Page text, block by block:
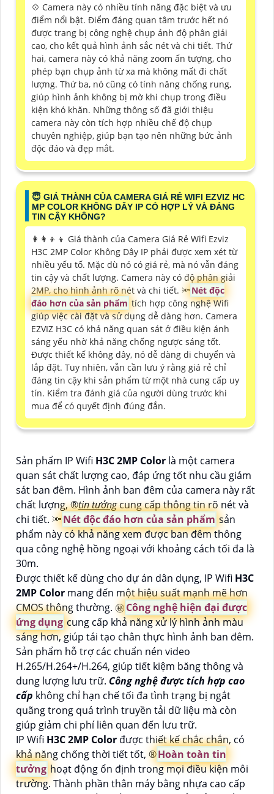
💠 Camera này có nhiều tính năng đặc biệt và ưu
điểm nổi bật. Điểm đáng quan tâm trước hết nó
được trang bị công nghệ chụp ảnh độ phân giải
cao, cho kết quả hình ảnh sắc nét và chi tiết. Thứ
hai, camera này có khả năng zoom ấn tượng, cho
phép bạn chụp ảnh từ xa mà không mất đi chất
lượng. Thứ ba, nó cũng có tính năng chống rung,
giúp hình ảnh không bị mờ khi chụp trong điều
kiện khó khăn. Những thông số đã giới thiệu
camera này còn tích hợp nhiều chế độ chụp
chuyên nghiệp, giúp bạn tạo nên những bức ảnh
độc đáo và đẹp mắt.
😇 GIÁ THÀNH CỦA CAMERA GIÁ RẺ WIFI EZVIZ HC
MP COLOR KHÔNG DÂY IP CÓ HỢP LÝ VÀ ĐÁNG
TIN CẬY KHÔNG?
👩‍👩‍👦‍👦 Giá thành của Camera Giá Rẻ Wifi Ezviz
H3C 2MP Color Không Dây IP phải được xem xét từ
nhiều yếu tố. Mặc dù nó có giá rẻ, mà nó vẫn đáng
tin cậy và chất lượng. Camera này có độ phân giải
2MP, cho hình ảnh rõ nét và chi tiết. 🔦Nét độc
đáo hơn của sản phẩm tích hợp công nghệ Wifi
giúp việc cài đặt và sử dụng dễ dàng hơn. Camera
EZVIZ H3C có khả năng quan sát ở điều kiện ánh
sáng yếu nhờ khả năng chống ngược sáng tốt.
Được thiết kế không dây, nó dễ dàng di chuyển và
lắp đặt. Tuy nhiên, vẫn cần lưu ý rằng giá rẻ chỉ
đáng tin cậy khi sản phẩm từ một nhà cung cấp uy
tín. Kiểm tra đánh giá của người dùng trước khi
mua để có quyết định đúng đắn.
Sản phẩm IP Wifi H3C 2MP Color là một camera
quan sát chất lượng cao, đáp ứng tốt nhu cầu giám
sát ban đêm. Hình ảnh ban đêm của camera này rất
chất lượng, ®️tin tưởngcung cấp thông tin rõ nét và
chi tiết. 🔦Nét độc đáo hơn của sản phẩm sản
phẩm này có khả năng xem được ban đêm thông
qua công nghệ hồng ngoại với khoảng cách tối đa là
30m.
Được thiết kế dùng cho dự án dân dụng, IP Wifi H3C
2MP Color mang đến một hiệu suất mạnh mẽ hơn
CMOS thông thường. ㊙️Công nghệ hiện đại được
ứng dụng cung cấp khả năng xử lý hình ảnh màu
sáng hơn, giúp tái tạo chân thực hình ảnh ban đêm.
Sản phẩm hỗ trợ các chuẩn nén video
H.265/H.264+/H.264, giúp tiết kiệm băng thông và
dung lượng lưu trữ. Công nghệ được tích hợp cao
cấp không chỉ hạn chế tối đa tình trạng bị ngắt
quãng trong quá trình truyền tải dữ liệu mà còn
giúp giảm chi phí liên quan đến lưu trữ.
IP Wifi H3C 2MP Color được thiết kế chắc chắn, có
khả năng chống thời tiết tốt, ®️Hoàn toàn tin
tưởng hoạt động ổn định trong mọi điều kiện môi
trường. Thành phần thân máy bằng nhựa cao cấp